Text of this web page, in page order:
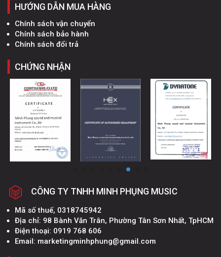
HƯỚNG DẪN MUA HÀNG
Chính sách vận chuyển
Chính sách bảo hành
Chính sách đổi trả
CHỨNG NHẬN
CÔNG TY TNHH MINH PHỤNG MUSIC
Mã số thuế, 0318745942
Địa chỉ: 98 Bành Văn Trân, Phường Tân Sơn Nhất, TpHCM
Điện thoại: 0919 768 606
Email: marketingminhphung@gmail.com